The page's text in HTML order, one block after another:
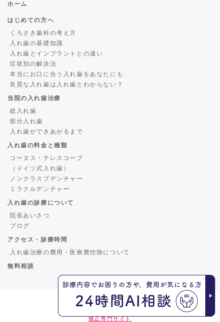
ホーム
はじめての方へ
くろさき歯科の考え方
入れ歯の基礎知識
入れ歯とインプラントとの違い
症状別の解決法
本当にお口に合う入れ歯をあなたにも
良質な入れ歯は入れ歯とわからない？
当院の入れ歯治療
総入れ歯
部分入れ歯
入れ歯ができあがるまで
入れ歯の料金と種類
コーヌス・テレスコープ
（ドイツ式入れ歯）
ノンクラスプデンチャー
ミラクルデンチャー
入れ歯の診療について
院長あいさつ
ブログ
アクセス・診療時間
入れ歯治療の費用・医療費控除について
無料相談
くろさき歯科
矯正専門サイト